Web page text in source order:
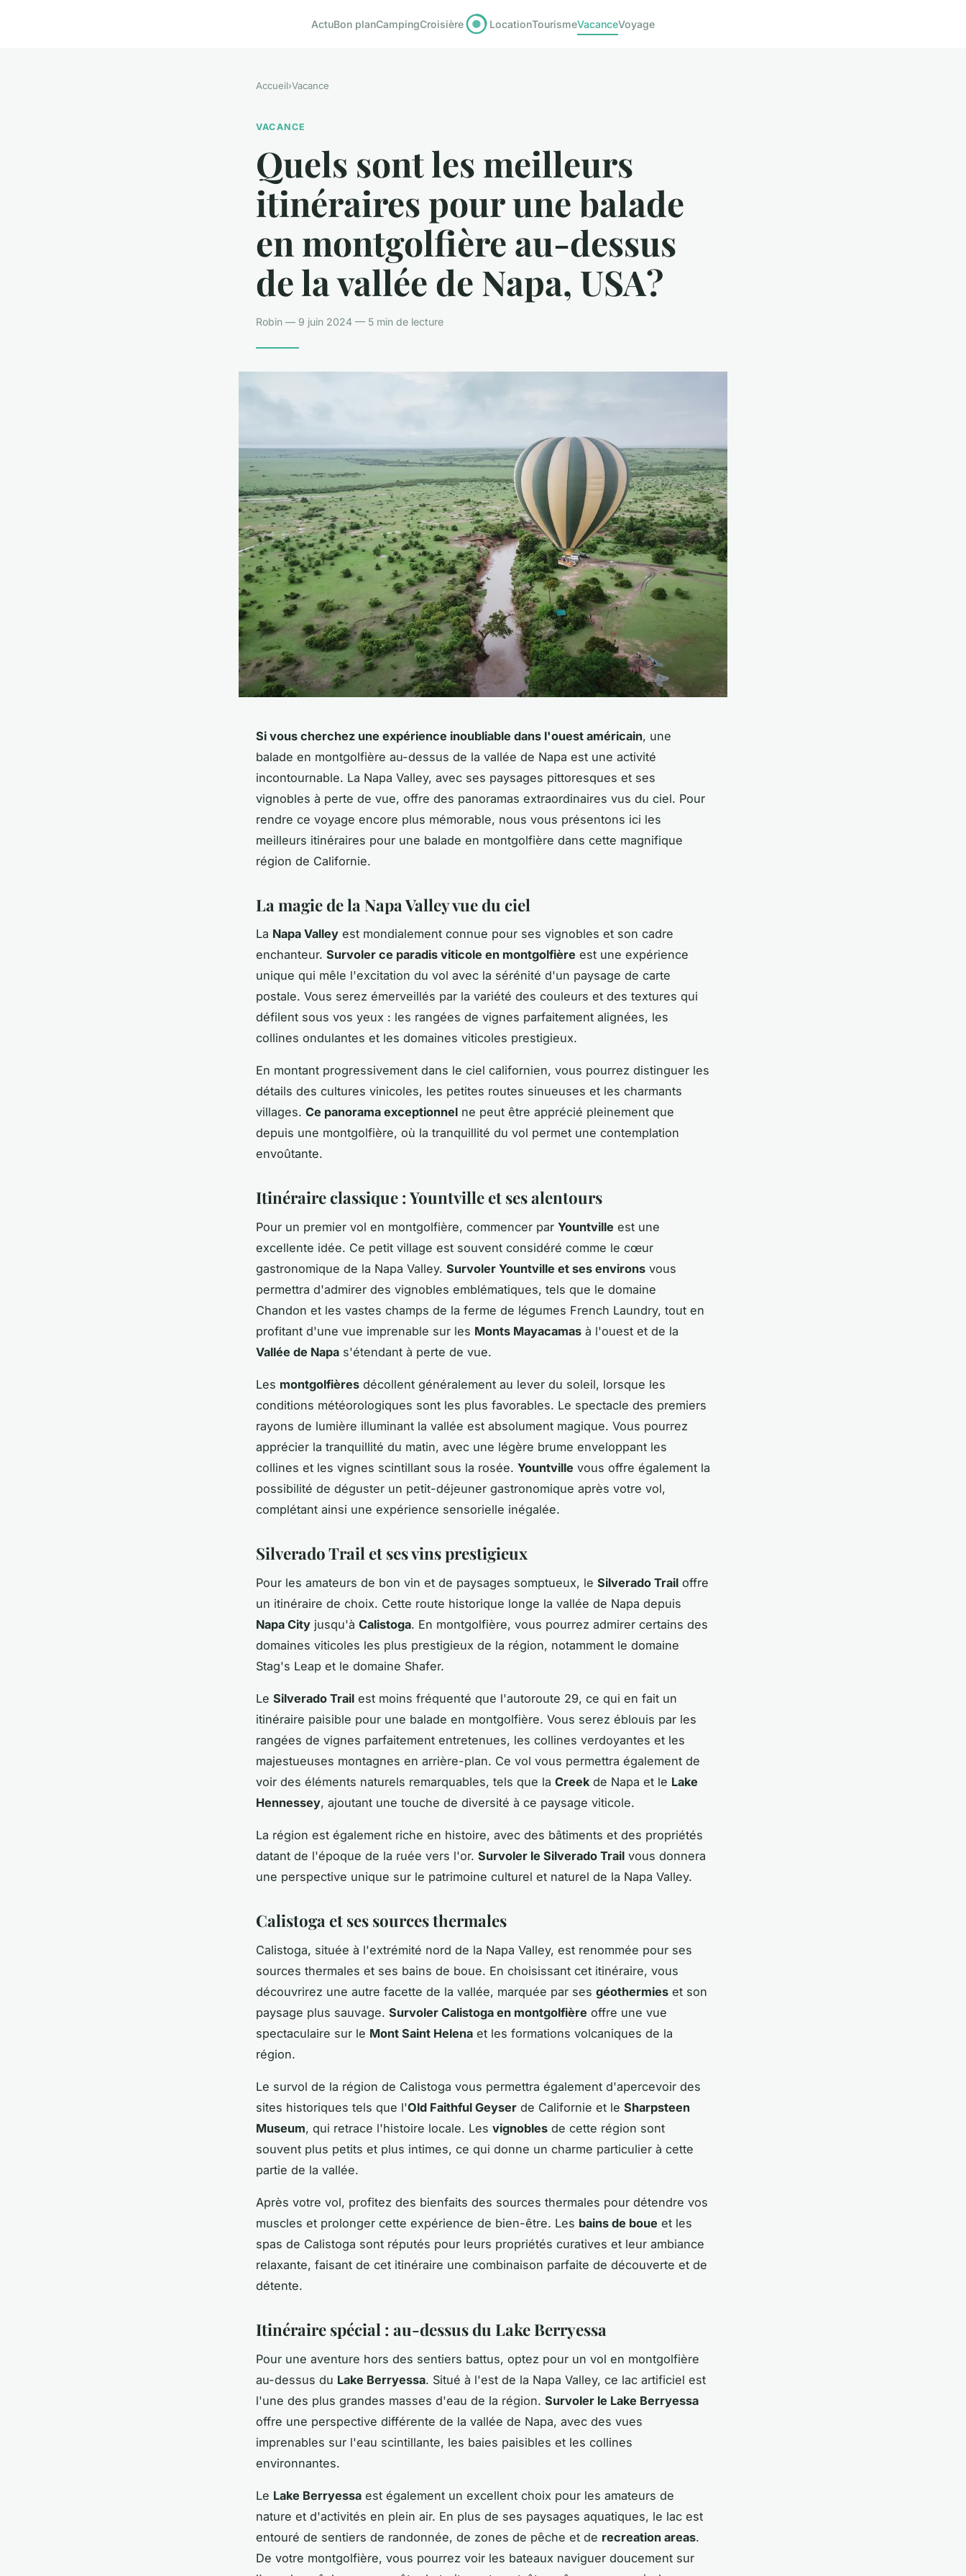
ActuBon planCampingCroisière LocationTourismeVacanceVoyage
Accueil›Vacance
VACANCE
Quels sont les meilleurs
itinéraires pour une balade
en montgolfière au-dessus
de la vallée de Napa, USA?
Robin — 9 juin 2024 — 5 min de lecture
Si vous cherchez une expérience inoubliable dans l'ouest américain, une
balade en montgolfière au-dessus de la vallée de Napa est une activité
incontournable. La Napa Valley, avec ses paysages pittoresques et ses
vignobles à perte de vue, offre des panoramas extraordinaires vus du ciel. Pour
rendre ce voyage encore plus mémorable, nous vous présentons ici les
meilleurs itinéraires pour une balade en montgolfière dans cette magnifique
région de Californie.
La magie de la Napa Valley vue du ciel
La Napa Valley est mondialement connue pour ses vignobles et son cadre
enchanteur. Survoler ce paradis viticole en montgolfière est une expérience
unique qui mêle l'excitation du vol avec la sérénité d'un paysage de carte
postale. Vous serez émerveillés par la variété des couleurs et des textures qui
défilent sous vos yeux : les rangées de vignes parfaitement alignées, les
collines ondulantes et les domaines viticoles prestigieux.
En montant progressivement dans le ciel californien, vous pourrez distinguer les
détails des cultures vinicoles, les petites routes sinueuses et les charmants
villages. Ce panorama exceptionnel ne peut être apprécié pleinement que
depuis une montgolfière, où la tranquillité du vol permet une contemplation
envoûtante.
Itinéraire classique : Yountville et ses alentours
Pour un premier vol en montgolfière, commencer par Yountville est une
excellente idée. Ce petit village est souvent considéré comme le cœur
gastronomique de la Napa Valley. Survoler Yountville et ses environs vous
permettra d'admirer des vignobles emblématiques, tels que le domaine
Chandon et les vastes champs de la ferme de légumes French Laundry, tout en
profitant d'une vue imprenable sur les Monts Mayacamas à l'ouest et de la
Vallée de Napa s'étendant à perte de vue.
Les montgolfières décollent généralement au lever du soleil, lorsque les
conditions météorologiques sont les plus favorables. Le spectacle des premiers
rayons de lumière illuminant la vallée est absolument magique. Vous pourrez
apprécier la tranquillité du matin, avec une légère brume enveloppant les
collines et les vignes scintillant sous la rosée. Yountville vous offre également la
possibilité de déguster un petit-déjeuner gastronomique après votre vol,
complétant ainsi une expérience sensorielle inégalée.
Silverado Trail et ses vins prestigieux
Pour les amateurs de bon vin et de paysages somptueux, le Silverado Trail offre
un itinéraire de choix. Cette route historique longe la vallée de Napa depuis
Napa City jusqu'à Calistoga. En montgolfière, vous pourrez admirer certains des
domaines viticoles les plus prestigieux de la région, notamment le domaine
Stag's Leap et le domaine Shafer.
Le Silverado Trail est moins fréquenté que l'autoroute 29, ce qui en fait un
itinéraire paisible pour une balade en montgolfière. Vous serez éblouis par les
rangées de vignes parfaitement entretenues, les collines verdoyantes et les
majestueuses montagnes en arrière-plan. Ce vol vous permettra également de
voir des éléments naturels remarquables, tels que la Creek de Napa et le Lake
Hennessey, ajoutant une touche de diversité à ce paysage viticole.
La région est également riche en histoire, avec des bâtiments et des propriétés
datant de l'époque de la ruée vers l'or. Survoler le Silverado Trail vous donnera
une perspective unique sur le patrimoine culturel et naturel de la Napa Valley.
Calistoga et ses sources thermales
Calistoga, située à l'extrémité nord de la Napa Valley, est renommée pour ses
sources thermales et ses bains de boue. En choisissant cet itinéraire, vous
découvrirez une autre facette de la vallée, marquée par ses géothermies et son
paysage plus sauvage. Survoler Calistoga en montgolfière offre une vue
spectaculaire sur le Mont Saint Helena et les formations volcaniques de la
région.
Le survol de la région de Calistoga vous permettra également d'apercevoir des
sites historiques tels que l'Old Faithful Geyser de Californie et le Sharpsteen
Museum, qui retrace l'histoire locale. Les vignobles de cette région sont
souvent plus petits et plus intimes, ce qui donne un charme particulier à cette
partie de la vallée.
Après votre vol, profitez des bienfaits des sources thermales pour détendre vos
muscles et prolonger cette expérience de bien-être. Les bains de boue et les
spas de Calistoga sont réputés pour leurs propriétés curatives et leur ambiance
relaxante, faisant de cet itinéraire une combinaison parfaite de découverte et de
détente.
Itinéraire spécial : au-dessus du Lake Berryessa
Pour une aventure hors des sentiers battus, optez pour un vol en montgolfière
au-dessus du Lake Berryessa. Situé à l'est de la Napa Valley, ce lac artificiel est
l'une des plus grandes masses d'eau de la région. Survoler le Lake Berryessa
offre une perspective différente de la vallée de Napa, avec des vues
imprenables sur l'eau scintillante, les baies paisibles et les collines
environnantes.
Le Lake Berryessa est également un excellent choix pour les amateurs de
nature et d'activités en plein air. En plus de ses paysages aquatiques, le lac est
entouré de sentiers de randonnée, de zones de pêche et de recreation areas.
De votre montgolfière, vous pourrez voir les bateaux naviguer doucement sur